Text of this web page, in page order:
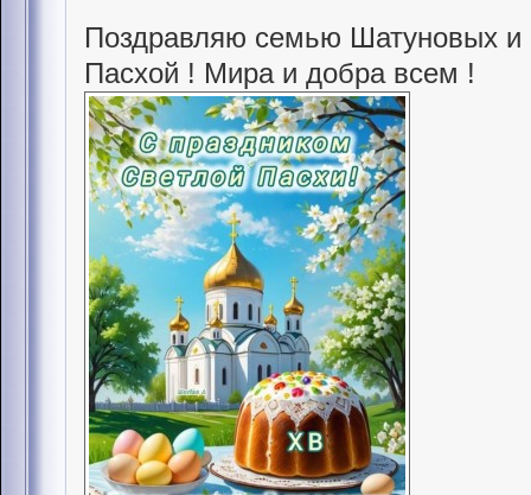
Поздравляю семью Шатуновых
Пасхой ! Мира и добра всем !